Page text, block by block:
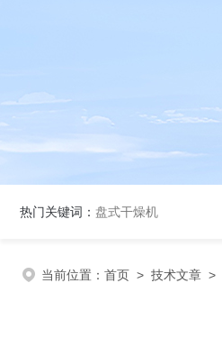
热门关键词： 盘式干燥机
当前位置： 首页 > 技术文章 >